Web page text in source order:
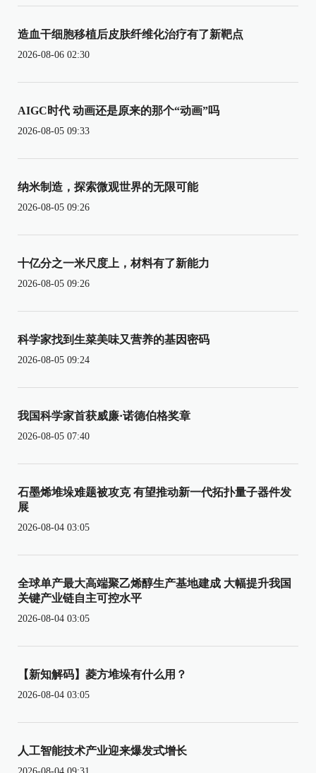
造血干细胞移植后皮肤纤维化治疗有了新靶点
2026-08-06 02:30
AIGC时代 动画还是原来的那个“动画”吗
2026-08-05 09:33
纳米制造，探索微观世界的无限可能
2026-08-05 09:26
十亿分之一米尺度上，材料有了新能力
2026-08-05 09:26
科学家找到生菜美味又营养的基因密码
2026-08-05 09:24
我国科学家首获威廉·诺德伯格奖章
2026-08-05 07:40
石墨烯堆垛难题被攻克 有望推动新一代拓扑量子器件发
展
2026-08-04 03:05
全球单产最大高端聚乙烯醇生产基地建成 大幅提升我国
关键产业链自主可控水平
2026-08-04 03:05
【新知解码】菱方堆垛有什么用？
2026-08-04 03:05
人工智能技术产业迎来爆发式增长